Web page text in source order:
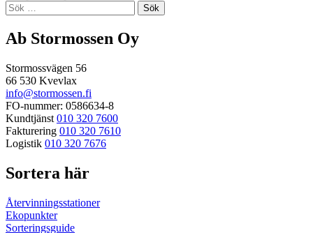
Sök
efter:
Ab Stormossen Oy
Stormossvägen 56
66 530 Kvevlax
info@stormossen.fi
FO-nummer: 0586634-8
Kundtjänst 010 320 7600
Fakturering 010 320 7610
Logistik 010 320 7676
Sortera här
Återvinningsstationer
Ekopunkter
Sorteringsguide